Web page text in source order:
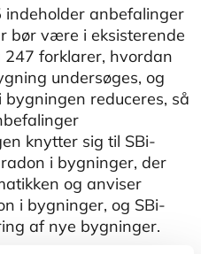
anbefalinger
bør være i eksisterende
forklarer, hvordan
undersøges, og
reduceres, så
knytter sig til SBi-
i bygninger, der
og anviser
i bygninger, og SBi-
af nye bygninger.